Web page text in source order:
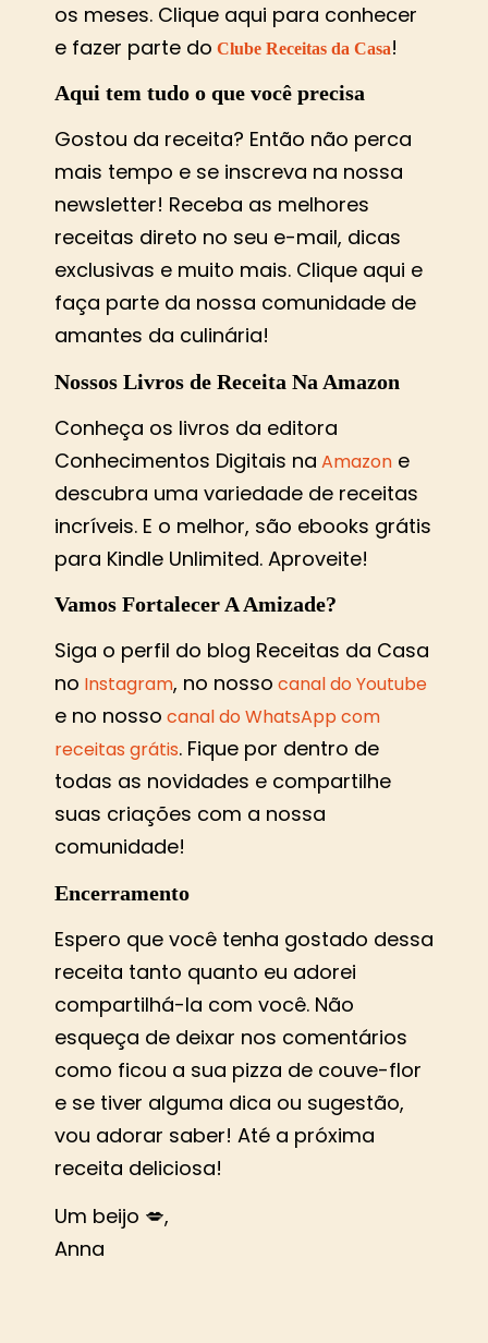
os meses. Clique aqui para conhecer
e fazer parte do Clube Receitas da Casa!
Aqui tem tudo o que você precisa
Gostou da receita? Então não perca
mais tempo e se inscreva na nossa
newsletter! Receba as melhores
receitas direto no seu e-mail, dicas
exclusivas e muito mais. Clique aqui e
faça parte da nossa comunidade de
amantes da culinária!
Nossos Livros de Receita Na Amazon
Conheça os livros da editora
Conhecimentos Digitais na Amazon e
descubra uma variedade de receitas
incríveis. E o melhor, são ebooks grátis
para Kindle Unlimited. Aproveite!
Vamos Fortalecer A Amizade?
Siga o perfil do blog Receitas da Casa
no Instagram, no nosso canal do Youtube
e no nosso canal do WhatsApp com
receitas grátis. Fique por dentro de
todas as novidades e compartilhe
suas criações com a nossa
comunidade!
Encerramento
Espero que você tenha gostado dessa
receita tanto quanto eu adorei
compartilhá-la com você. Não
esqueça de deixar nos comentários
como ficou a sua pizza de couve-flor
e se tiver alguma dica ou sugestão,
vou adorar saber! Até a próxima
receita deliciosa!
Um beijo 💋,
Anna